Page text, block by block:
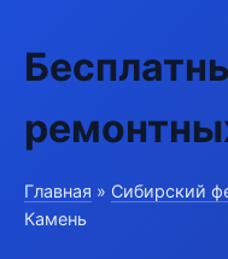
Главная » Сибирский
Камень